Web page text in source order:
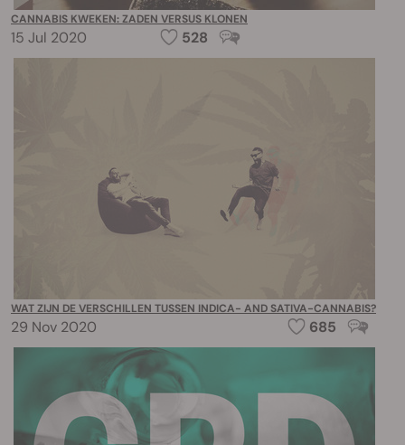
CANNABIS KWEKEN: ZADEN VERSUS KLONEN
15 Jul 2020 528
WAT ZIJN DE VERSCHILLEN TUSSEN INDICA- AND SATIVA-CANNABIS?
29 Nov 2020 685